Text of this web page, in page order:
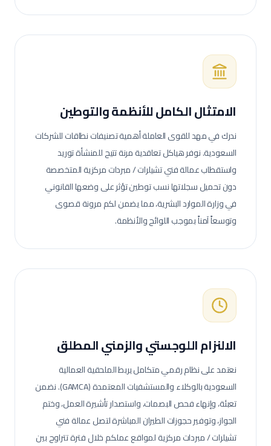
الامتثال الكامل للأنظمة والتوطين
ندرك في مهد للقوى العاملة أهمية تصنيفات نطاقات للشركات
السعودية. نوفر هياكل تعاقدية مرنة تتيح للمنشأة توريد
واستقطاب عمالةفني تشيلرات / مبردات مركزيةالمتخصصة
دون تحميل سجلاتها نسب توطين تؤثر على وضعها القانوني
في وزارة الموارد البشرية، مما يضمن لكم مرونة قصوى
وتوسعاً آمناً بموجب اللوائح والأنظمة.
الالنزام اللوجستي والزمني المطلق
نعتمد على نظام رقمي متكامل يربط الملحقية العمالية
السعودية بالوكلاء والمستشفيات المعتمدة (GAMCA). نضمن
تعبئة، وإنهاء فحص البصمات، واستصدار تأشيرة العمل، وختم
الجواز، وتوفير حجوزات الطيران المباشرة لتصل عمالةفني
تشيلرات / مبردات مركزيةلمواقع عملكم خلال فترة تتراوح بين